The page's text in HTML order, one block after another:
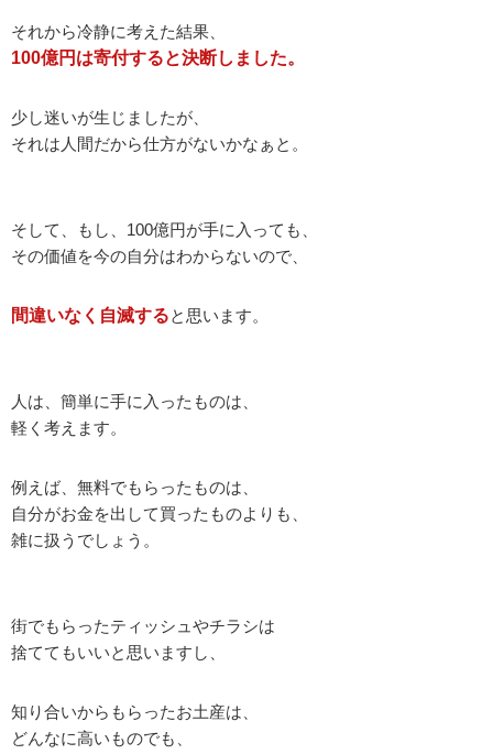
それから冷静に考えた結果、
100億円は寄付すると決断しました。
少し迷いが生じましたが、
それは人間だから仕方がないかなぁと。
そして、もし、100億円が手に入っても、
その価値を今の自分はわからないので、
間違いなく自滅すると思います。
人は、簡単に手に入ったものは、
軽く考えます。
例えば、無料でもらったものは、
自分がお金を出して買ったものよりも、
雑に扱うでしょう。
街でもらったティッシュやチラシは
捨ててもいいと思いますし、
知り合いからもらったお土産は、
どんなに高いものでも、